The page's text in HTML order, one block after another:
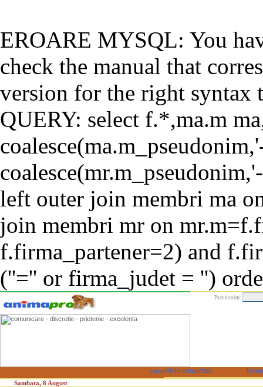
EROARE MYSQL: You
check the manual that
version for the right syntax
QUERY: select f.*,ma.m
left outer join membri ma
join membri mr on
f.firma_partener=2) and
(''='' or firma_judet = '')
Pseudonim:
Sambata, 8 August